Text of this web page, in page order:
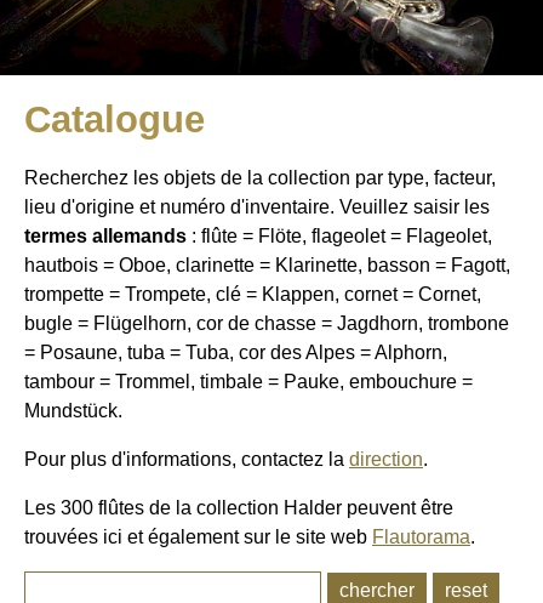
Catalogue
Recherchez les objets de la collection par type, facteur,
lieu d'origine et numéro d'inventaire. Veuillez saisir les
termes allemands : flûte = Flöte, flageolet = Flageolet,
hautbois = Oboe, clarinette = Klarinette, basson = Fagott,
trompette = Trompete, clé = Klappen, cornet = Cornet,
bugle = Flügelhorn, cor de chasse = Jagdhorn, trombone
= Posaune, tuba = Tuba, cor des Alpes = Alphorn,
tambour = Trommel, timbale = Pauke, embouchure =
Mundstück.
Pour plus d'informations, contactez la direction.
Les 300 flûtes de la collection Halder peuvent être
trouvées ici et également sur le site web Flautorama.
chercher reset